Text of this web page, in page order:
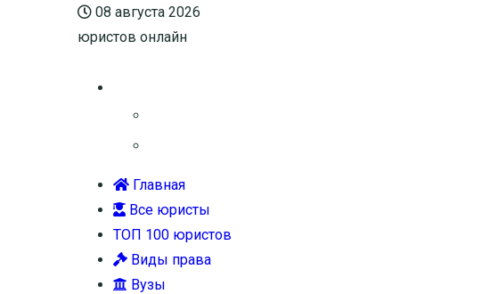
08 августа 2026
юристов онлайн
Главная
Все юристы
ТОП 100 юристов
Виды права
Вузы